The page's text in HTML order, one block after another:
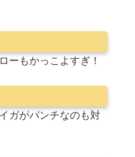
ーもかっこよすぎ！
ガがパンチなのも対